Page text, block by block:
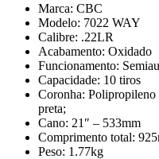
Marca: CBC
Modelo: 7022 WAY
Calibre: .22LR
Acabamento: Oxidado
Funcionamento:
Capacidade: 10 tiros
Coronha:
preta;
Cano: 21″ – 533mm
Comprimento total:
Peso: 1.77kg